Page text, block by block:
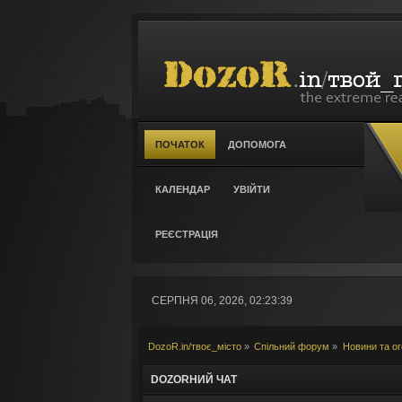
ПОЧАТОК ДОПОМОГА
КАЛЕНДАР УВІЙТИ
РЕЄСТРАЦІЯ
СЕРПНЯ 06, 2026, 02:23:39
DozoR.in/твоє_місто » Спільний форум » Новини та
DOZORНИЙ ЧАТ